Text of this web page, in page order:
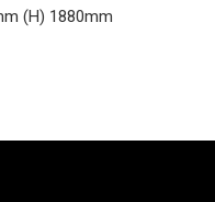
(H) 1880mm